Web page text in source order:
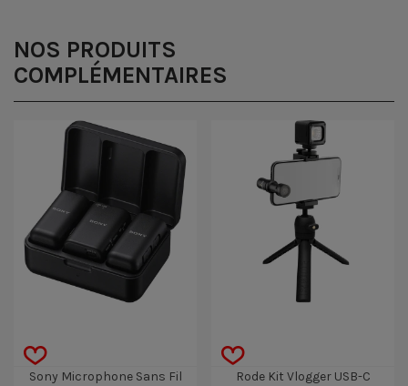
NOS PRODUITS
COMPLÉMENTAIRES
Sony Microphone Sans Fil
Rode Kit Vlogger USB-C